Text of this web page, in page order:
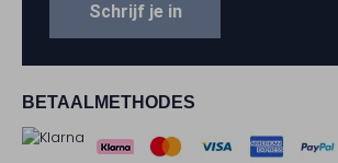
BETAALMETHODES
Schrijf je in